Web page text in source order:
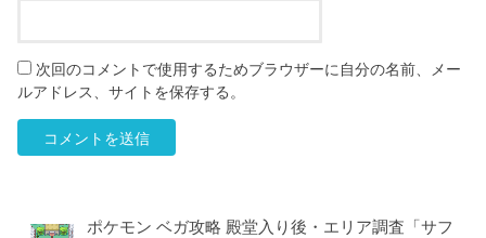
次回のコメントで使用するためブラウザーに自分の名前、メー
ルアドレス、サイトを保存する。
ポケモン ベガ攻略 殿堂入り後・エリア調査「サフ